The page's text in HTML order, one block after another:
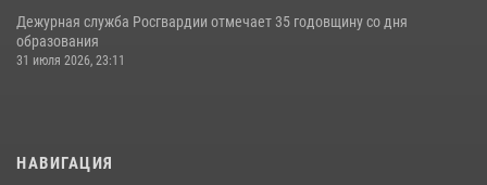
Дежурная служба Росгвардии отмечает 35 годовщину со дня
образования
31 июля 2026, 23:11
НАВИГАЦИЯ